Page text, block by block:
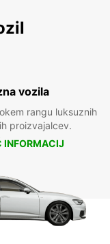
vozila
rangu luksuznih
proizvajalcev.
INFORMACIJ